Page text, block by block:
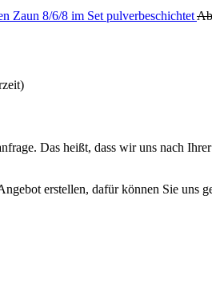
Zaun 8/6/8 im Set pulverbeschichtet
Das heißt, dass wir uns nach
erstellen, dafür können Sie uns